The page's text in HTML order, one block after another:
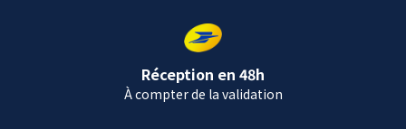
Réception en 48h
À compter de la validation